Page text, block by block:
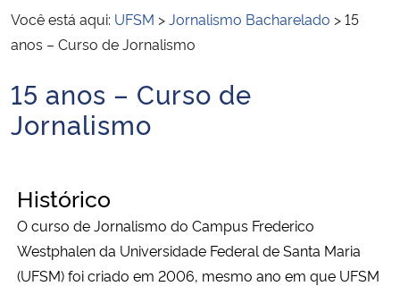
Ministério das Relações Exteriores
Ministério da Infraestrutura
Ministério da Educação
Ministério da Cidadania
Você está aqui: UFSM >Jornalismo Bacharelado >15
anos – Curso de Jornalismo
Início do conteúdo
15 anos – Curso de
Jornalismo
His´tórico
O curso de Jornalismo do Campus Frederico
Westphalen da Universidade Federal de Santa Maria
(UFSM) foi criado em 2006, mesmo ano em que UFSM